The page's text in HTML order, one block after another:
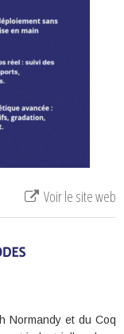
Voir le site web
Normandy et du Coq